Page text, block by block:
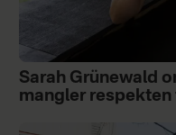
Sarah Grünewald
mangler